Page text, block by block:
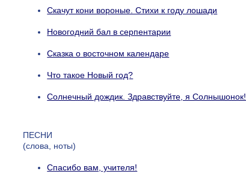
Скачут кони вороные. Стихи к году лошади
Новогодний бал в серпентарии
Сказка о восточном календаре
Что такое Новый год?
Солнечный дождик. Здравствуйте, я Солнышонок!
ПЕСНИ
(слова, ноты)
Спасибо вам, учителя!